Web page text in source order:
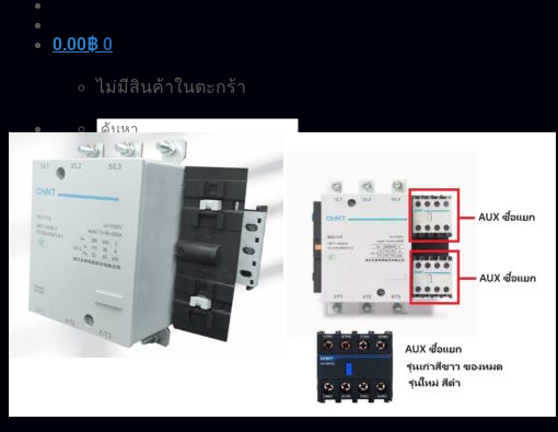
0.00฿ 0
ไม่มีสินค้าในตะกร้า
ค้นหา:
0
ไม่มีสินค้าในตะกร้า